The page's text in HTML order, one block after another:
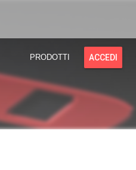
PRODOTTI ACCEDI